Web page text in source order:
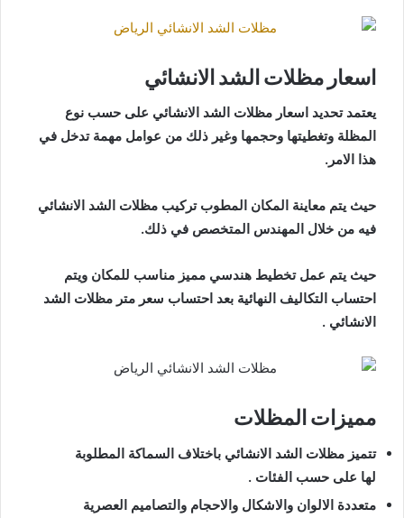
اسعار مظلات الشد الانشائي
يعتمد تحديد اسعار مظلات الشد الانشائي على حسب نوع
المظلة وتغطيتها وحجمها وغير ذلك من عوامل مهمة تدخل في
هذا الامر.
حيث يتم معاينة المكان المطوب تركيب مظلات الشد الانشائي
فيه من خلال المهندس المتخصص في ذلك.
حيث يتم عمل تخطيط هندسي مميز مناسب للمكان ويتم
احتساب التكاليف النهائية بعد احتساب سعر متر مظلات الشد
الانشائي .
مميزات المظلات
تتميز مظلات الشد الانشائي باختلاف السماكة المطلوبة
لها على حسب الفئات .
متعددة الالوان والاشكال والاحجام والتصاميم العصرية